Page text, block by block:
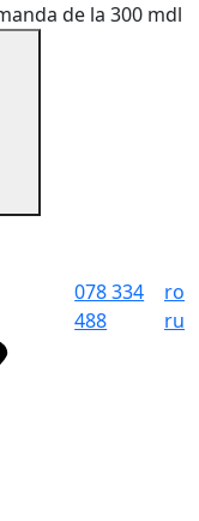
de la 300 mdl
078 334
488
ro
ru